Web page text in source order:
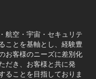
航空・宇宙・セキュリテ
ことを基軸とし、経験豊
お客様のニーズに差別化
だき、お客様と共に発
ることを目指しておりま